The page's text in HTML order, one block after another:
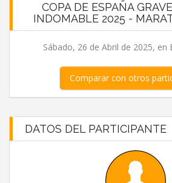
COPA DE ESPAÑA
INDOMABLE 2025 -
Sábado, 26 de Abril de 2025, en
Comparar con otros
DATOS DEL PARTICIPANTE